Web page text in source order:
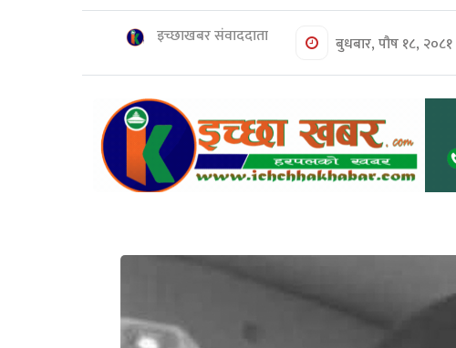
इच्छाखबर संवाददाता बुधबार, पौष १८, २०८१